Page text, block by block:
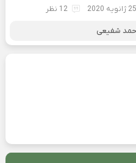
25 ژانویه 2020 12 نظر
شفیعی